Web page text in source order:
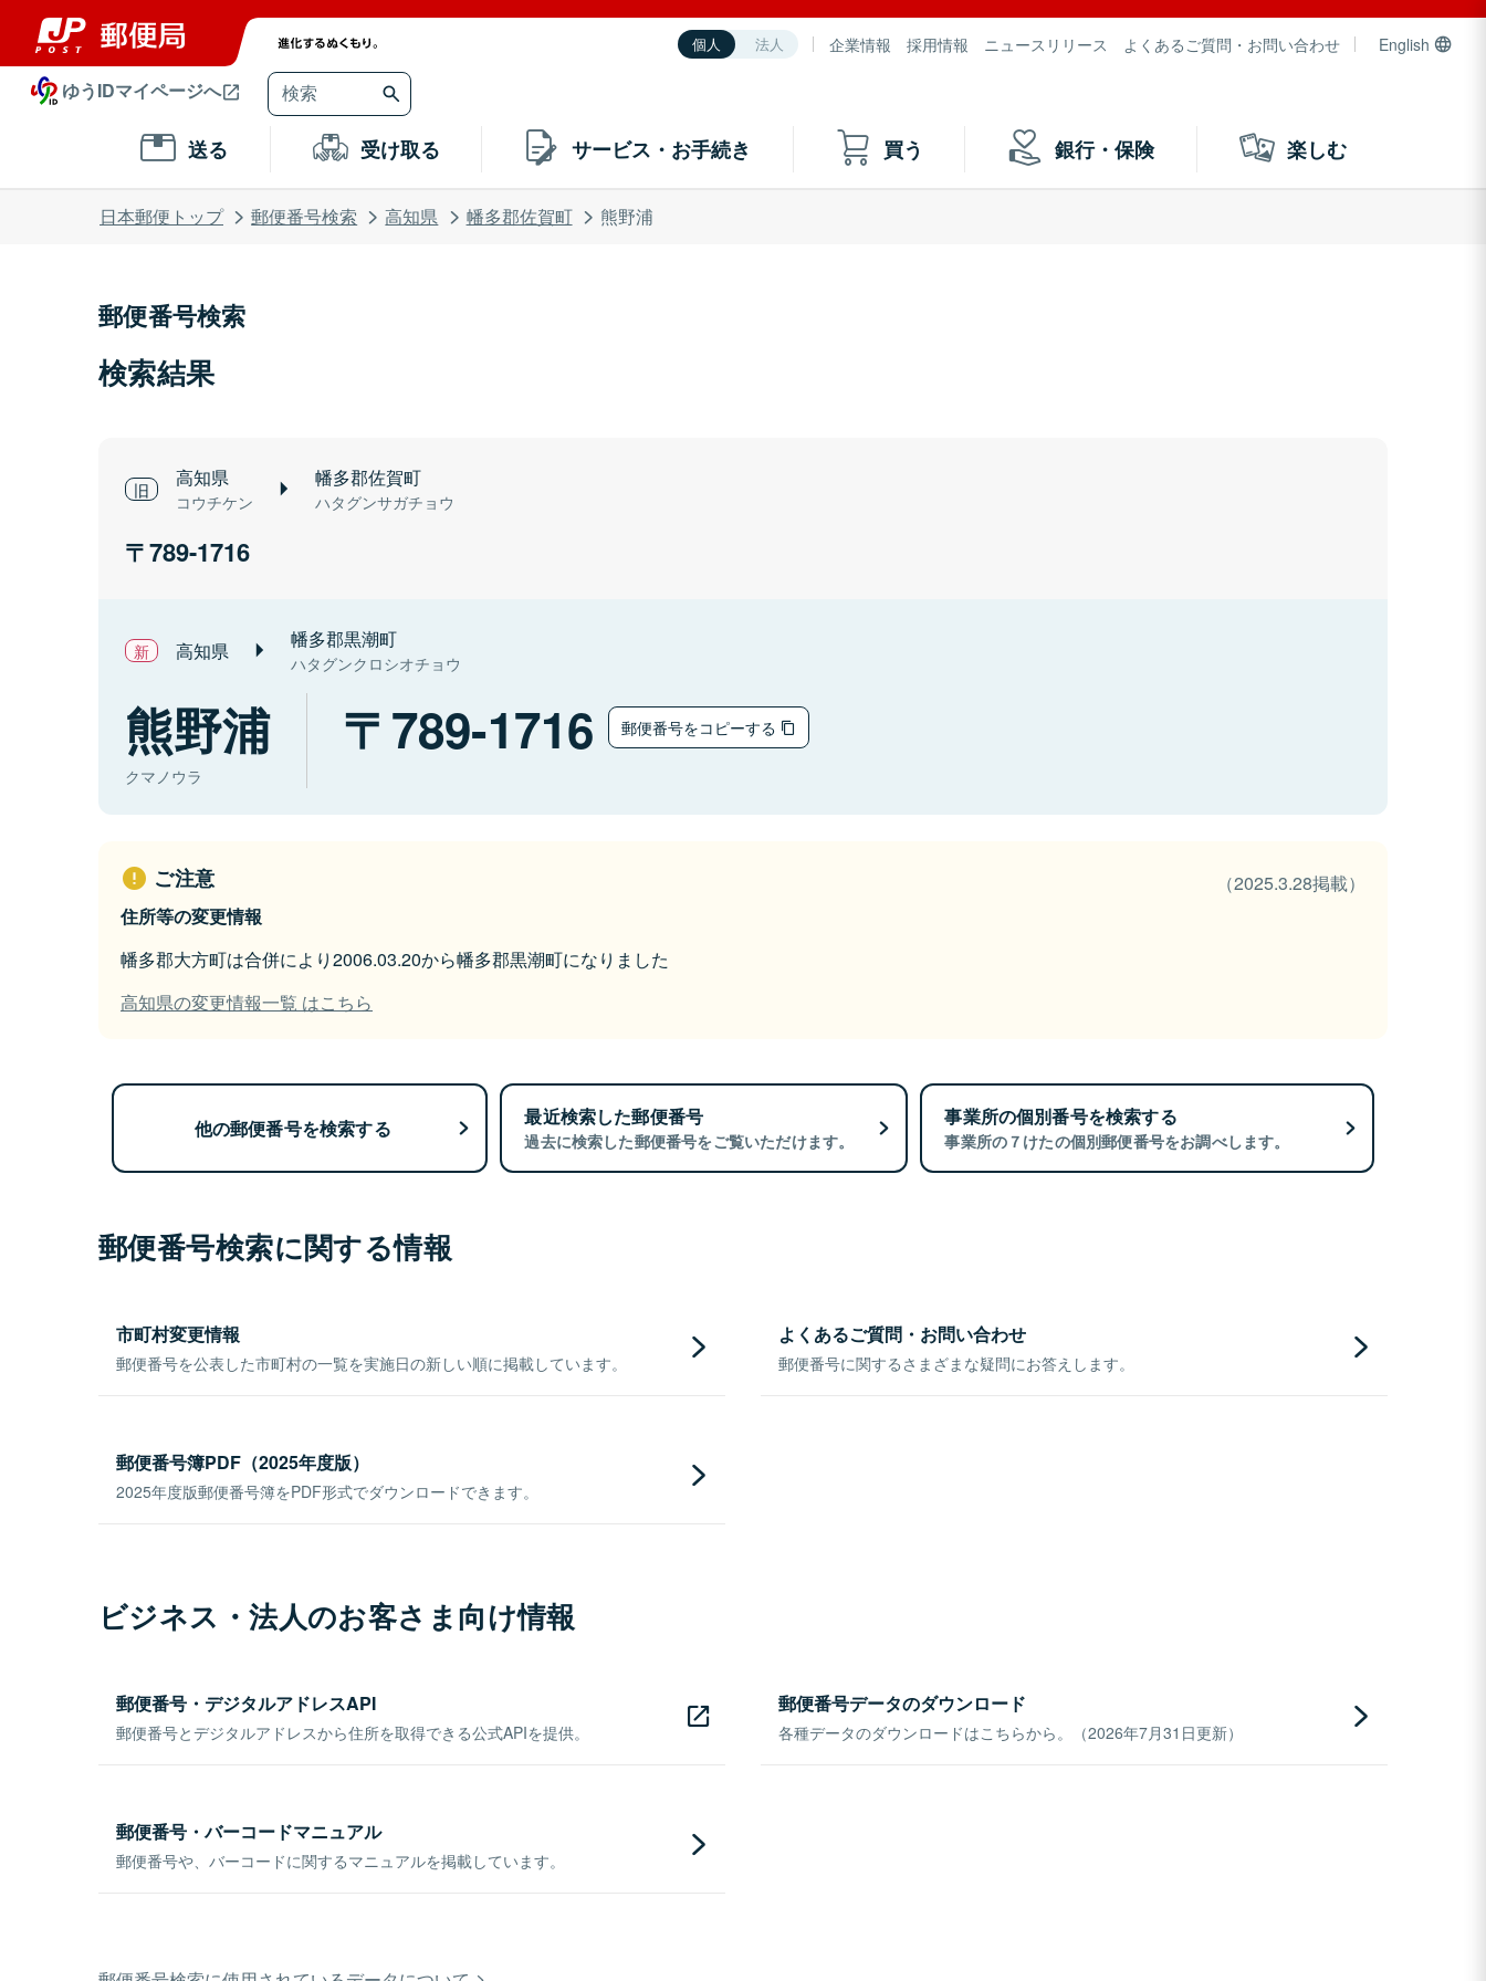
個人 法人 企業情報 採用情報 ニュースリリース よくあるご質問・お問い合わせ English
ゆうIDマイページへ
送る 受け取る サービス・お手続き 買う 銀行・保険 楽しむ
日本郵便トップ 郵便番号検索 高知県 幡多郡佐賀町 熊野浦
郵便番号検索
検索結果
高知県
コウチケン
幡多郡佐賀町
ハタグンサガチョウ
789-1716
高知県 幡多郡黒潮町
ハタグンクロシオチョウ
熊野浦
クマノウラ
789-1716 郵便番号をコピーする
ご注意
（2025.3.28掲載）
住所等の変更情報
幡多郡大方町は合併により2006.03.20から幡多郡黒潮町になりました
高知県の変更情報一覧 はこちら
他の郵便番号を検索する 最近検索した郵便番号
過去に検索した郵便番号をご覧いただけます。
事業所の個別番号を検索する
事業所の７けたの個別郵便番号をお調べします。
郵便番号検索に関する情報
市町村変更情報
郵便番号を公表した市町村の一覧を実施日の新しい順に掲載しています。
よくあるご質問・お問い合わせ
郵便番号に関するさまざまな疑問にお答えします。
郵便番号簿PDF（2025年度版）
2025年度版郵便番号簿をPDF形式でダウンロードできます。
ビジネス・法人のお客さま向け情報
郵便番号・デジタルアドレスAPI
郵便番号とデジタルアドレスから住所を取得できる公式APIを提供。
郵便番号データのダウンロード
各種データのダウンロードはこちらから。（2026年7月31日更新）
郵便番号・バーコードマニュアル
郵便番号や、バーコードに関するマニュアルを掲載しています。